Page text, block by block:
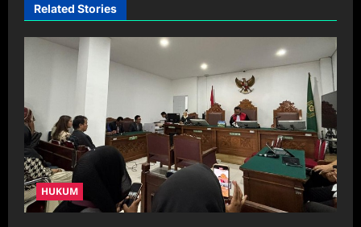
g
a
o
n
Related Stories
HUKUM